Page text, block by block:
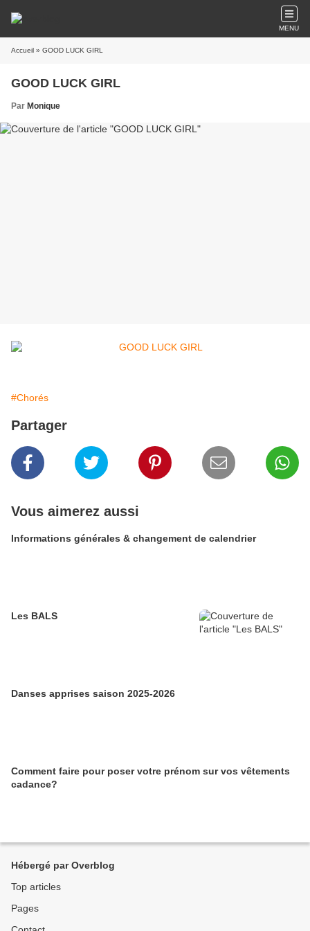
MENU
Accueil » GOOD LUCK GIRL
GOOD LUCK GIRL
Par Monique
#Chorés
Partager
Vous aimerez aussi
Informations générales & changement de calendrier
Les BALS
Danses apprises saison 2025-2026
Comment faire pour poser votre prénom sur vos vêtements
cadance?
Hébergé par Overblog
Top articles
Pages